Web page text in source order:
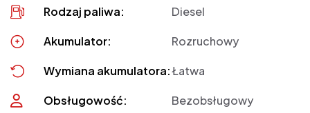
Rodzaj paliwa: Diesel
Akumulator: Rozruchowy
Wymiana akumulatora:Łatwa
Obsługowość: Bezobsługowy